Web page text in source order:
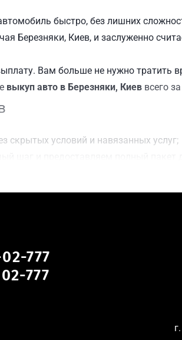
быстро, без лишних
Березняки, Киев, и заслуженно
Вам больше не нужно тратить
выкуп авто в Березняки, Киев всего
скрытых условий и навязанных услуг;
с пробегом;
777
777